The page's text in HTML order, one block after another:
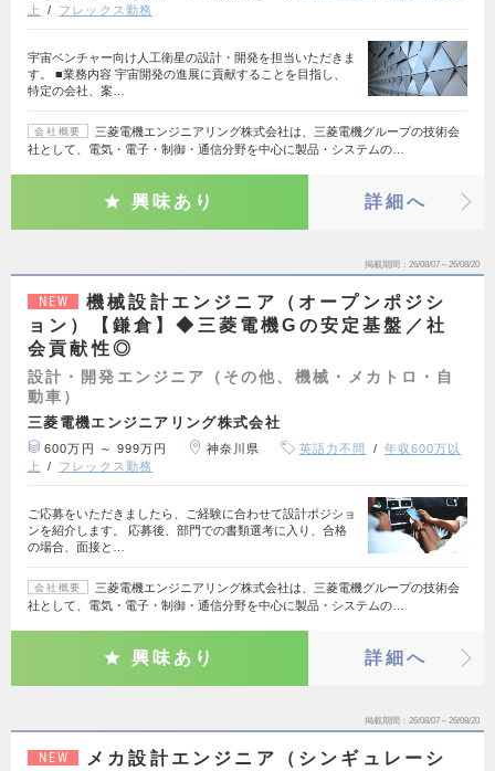
上
フレックス勤務
宇宙ベンチャー向け人工衛星の設計・開発を担当いただきま
す。 ■業務内容 宇宙開発の進展に貢献することを目指し、
特定の会社、案…
会社概要
三菱電機エンジニアリング株式会社は、三菱電機グループの技術会
社として、電気・電子・制御・通信分野を中心に製品・システムの…
興味あり 詳細へ
掲載期間 26/08/07～26/08/20
NEW
機械設計エンジニア（オープンポジシ
ョン）【鎌倉】◆三菱電機Gの安定基盤／社
会貢献性◎
設計・開発エンジニア（その他、機械・メカトロ・自
動車）
三菱電機エンジニアリング株式会社
600万円 ～ 999万円 神奈川県 英語力不問
年収600万以
上
フレックス勤務
ご応募をいただきましたら、ご経験に合わせて設計ポジショ
ンを紹介します。 応募後、部門での書類選考に入り、合格
の場合、面接と…
会社概要
三菱電機エンジニアリング株式会社は、三菱電機グループの技術会
社として、電気・電子・制御・通信分野を中心に製品・システムの…
興味あり 詳細へ
掲載期間 26/08/07～26/08/20
NEW
メカ設計エンジニア（シンギュレーシ